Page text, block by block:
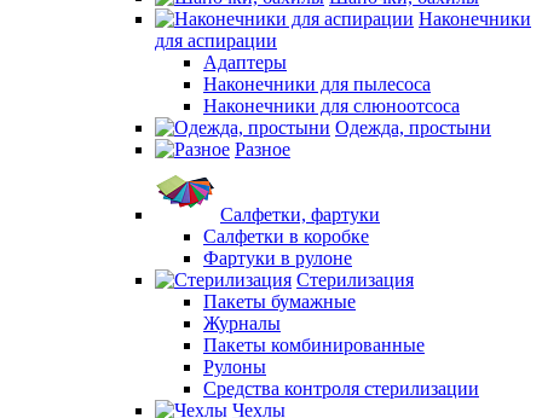
Наконечники
для аспирации
Адаптеры
Наконечники для пылесоса
Наконечники для слюноотсоса
Одежда, простыни
Разное
Салфетки, фартуки
Салфетки в коробке
Фартуки в рулоне
Стерилизация
Пакеты бумажные
Журналы
Пакеты комбинированные
Рулоны
Средства контроля стерилизации
Чехлы